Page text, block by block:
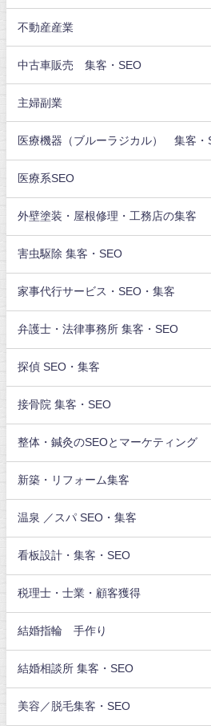
不動産産業
中古車販売 集客・SEO
主婦副業
医療機器（ブルーラジカル） 集客・
医療系SEO
外壁塗装・屋根修理・工務店の集客
害虫駆除 集客・SEO
家事代行サービス・SEO・集客
弁護士・法律事務所 集客・SEO
探偵 SEO・集客
接骨院 集客・SEO
整体・鍼灸のSEOとマーケティング
新築・リフォーム集客
温泉 ／スパ SEO・集客
看板設計・集客・SEO
税理士・士業・顧客獲得
結婚指輪 手作り
結婚相談所 集客・SEO
美容／脱毛集客・SEO